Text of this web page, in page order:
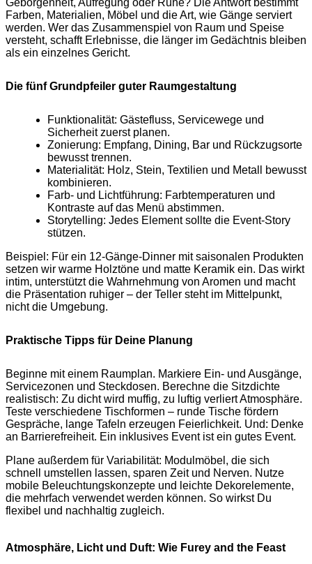
Geborgenheit, Aufregung oder Ruhe? Die Antwort bestimmt
Farben, Materialien, Möbel und die Art, wie Gänge serviert
werden. Wer das Zusammenspiel von Raum und Speise
versteht, schafft Erlebnisse, die länger im Gedächtnis bleiben
als ein einzelnes Gericht.
Die fünf Grundpfeiler guter Raumgestaltung
Funktionalität: Gästefluss, Servicewege und
Sicherheit zuerst planen.
Zonierung: Empfang, Dining, Bar und Rückzugsorte
bewusst trennen.
Materialität: Holz, Stein, Textilien und Metall bewusst
kombinieren.
Farb- und Lichtführung: Farbtemperaturen und
Kontraste auf das Menü abstimmen.
Storytelling: Jedes Element sollte die Event-Story
stützen.
Beispiel: Für ein 12‑Gänge-Dinner mit saisonalen Produkten
setzen wir warme Holztöne und matte Keramik ein. Das wirkt
intim, unterstützt die Wahrnehmung von Aromen und macht
die Präsentation ruhiger – der Teller steht im Mittelpunkt,
nicht die Umgebung.
Praktische Tipps für Deine Planung
Beginne mit einem Raumplan. Markiere Ein- und Ausgänge,
Servicezonen und Steckdosen. Berechne die Sitzdichte
realistisch: Zu dicht wird muffig, zu luftig verliert Atmosphäre.
Teste verschiedene Tischformen – runde Tische fördern
Gespräche, lange Tafeln erzeugen Feierlichkeit. Und: Denke
an Barrierefreiheit. Ein inklusives Event ist ein gutes Event.
Plane außerdem für Variabilität: Modulmöbel, die sich
schnell umstellen lassen, sparen Zeit und Nerven. Nutze
mobile Beleuchtungskonzepte und leichte Dekorelemente,
die mehrfach verwendet werden können. So wirkst Du
flexibel und nachhaltig zugleich.
Atmosphäre, Licht und Duft: Wie Furey and the Feast